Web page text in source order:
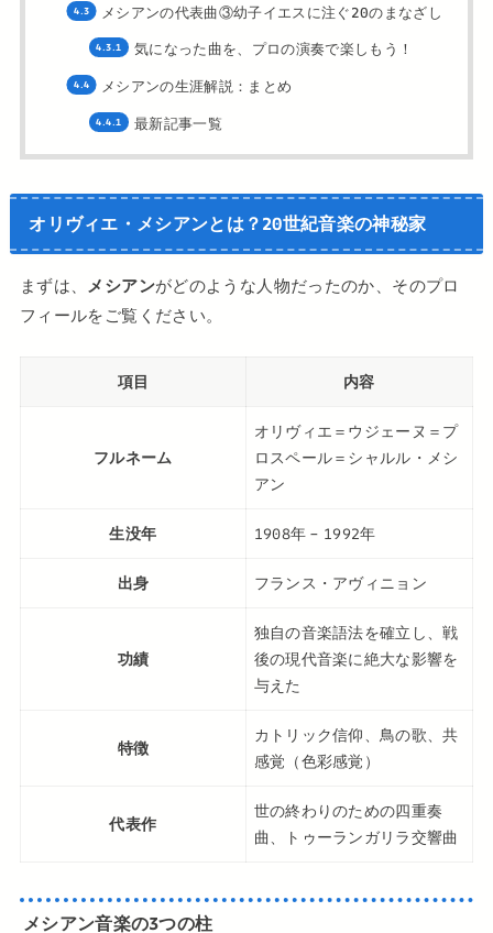
メシアンの代表曲③幼子イエスに注ぐ20のまなざし
気になった曲を、プロの演奏で楽しもう！
メシアンの生涯解説：まとめ
最新記事一覧
オリヴィエ・メシアンとは？20世紀音楽の神秘家
まずは、 メシアンがどのような人物だったのか、そのプロ
フィールをご覧ください。
項目 内容
フルネーム
オリヴィエ＝ウジェーヌ＝プ
ロスペール＝シャルル・メシ
アン
生没年 1908年 – 1992年
出身 フランス・アヴィニョン
功績
独自の音楽語法を確立し、戦
後の現代音楽に絶大な影響を
与えた
特徴
カトリック信仰、鳥の歌、共
感覚（色彩感覚）
代表作
世の終わりのための四重奏
曲、トゥーランガリラ交響曲
メシアン音楽の3つの柱